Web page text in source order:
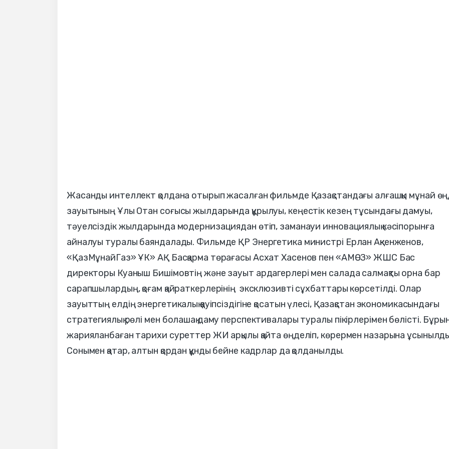
Жасанды интеллект қолдана отырып жасалған фильмде Қазақстандағы алғашқы мұнай
зауытының Ұлы Отан соғысы жылдарында құрылуы, кеңестік кезең тұсындағы дамуы,
тәуелсіздік жылдарында модернизациядан өтіп, заманауи инновациялық кәсіпорынға
айналуы туралы баяндалады. Фильмде ҚР Энергетика министрі Ерлан Ақкенженов,
«ҚазМұнайГаз» ҰК» АҚ Басқарма төрағасы Асхат Хасенов пен «АМӨЗ» ЖШС Бас
директоры Куаныш Бишімовтің және зауыт ардагерлері мен салада салмақты орна бар
сарапшылардың, қоғам қайраткерлерінің эксклюзивті сұхбаттары көрсетілді. Олар
зауыттың елдің энергетикалық қауіпсіздігіне қосатын үлесі, Қазақстан экономикасындағы
стратегиялық рөлі мен болашақ даму перспективалары туралы пікірлерімен бөлісті.
жарияланбаған тарихи суреттер ЖИ арқылы қайта өңделіп, көрермен назарына
Сонымен қатар, алтын қордан құнды бейне кадрлар да қолданылды.